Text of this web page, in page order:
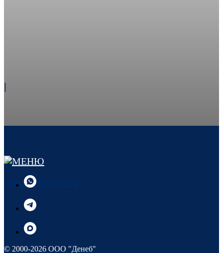
Назад к разделу
© 2000-2026 ООО "Денеб"